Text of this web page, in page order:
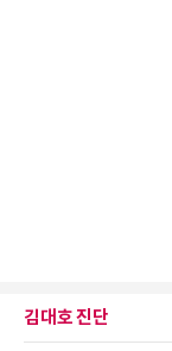
김대호 진단